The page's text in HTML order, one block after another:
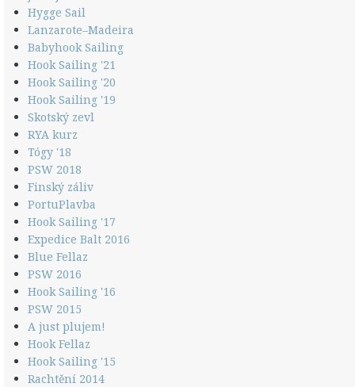
Hygge Sail
Lanzarote–Madeira
Babyhook Sailing
Hook Sailing '21
Hook Sailing '20
Hook Sailing '19
Skotský zevl
RYA kurz
Tógy '18
PSW 2018
Finský záliv
PortuPlavba
Hook Sailing '17
Expedice Balt 2016
Blue Fellaz
PSW 2016
Hook Sailing '16
PSW 2015
A just plujem!
Hook Fellaz
Hook Sailing '15
Rachtění 2014